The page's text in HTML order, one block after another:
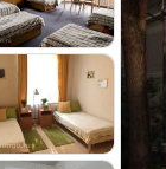
Склероз